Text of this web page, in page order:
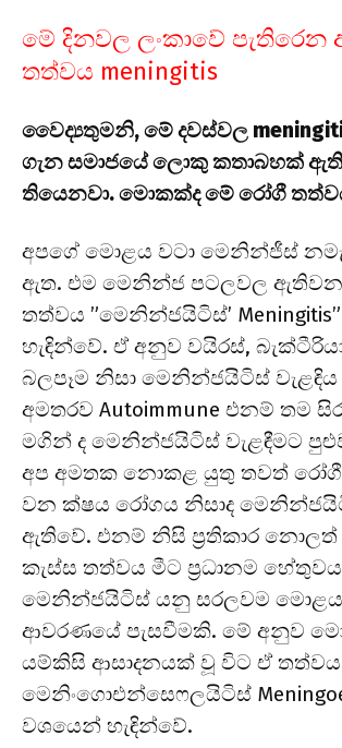
මේ දිනවල ලංකාවේ
තත්වය meningitis
වෛද්‍යතුමනි, මේ දවස්වල
ගැන සමාජයේ ලොකු කතාබහක් ඇති
තියෙනවා. මොකක්ද මේ රෝගී
අපගේ මොළය වටා මෙනින්ජීස්
ඇත. එම මෙනින්ජ පටලවල ඇතිවන
තත්වය ”මෙනින්ජයිටිස්’
හැඳින්වේ. ඒ අනුව වයිරස්,
බලපෑම නිසා මෙනින්ජයිටිස් වැළඳිය
අමතරව Autoimmune එනම් තම
මගින් ද මෙනින්ජයිටිස් වැළඳීමට
අප අමතක නොකළ යුතු තවත්
වන ක්ෂය රෝගය නිසාද
ඇතිවේ. එනම් නිසි ප්‍රතිකාර නොලත්
කැස්ස තත්වය මීට ප්‍රධානම
මෙනින්ජයිටිස් යනු සරලවම මොළය
ආවරණයේ පැසවීමකි. මේ අනුව
යම්කිසි ආසාදනයක් වූ විට ඒ තත්වය
මෙනිංගොඑන්සෙෆලයිටිස්
වශයෙන් හැඳින්වේ.